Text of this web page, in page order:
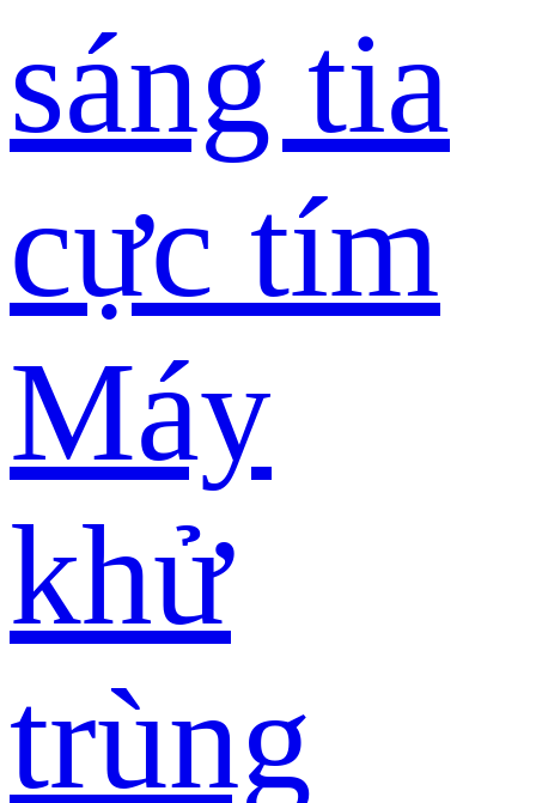
sáng tia
cực tím
Máy
khử
trùng